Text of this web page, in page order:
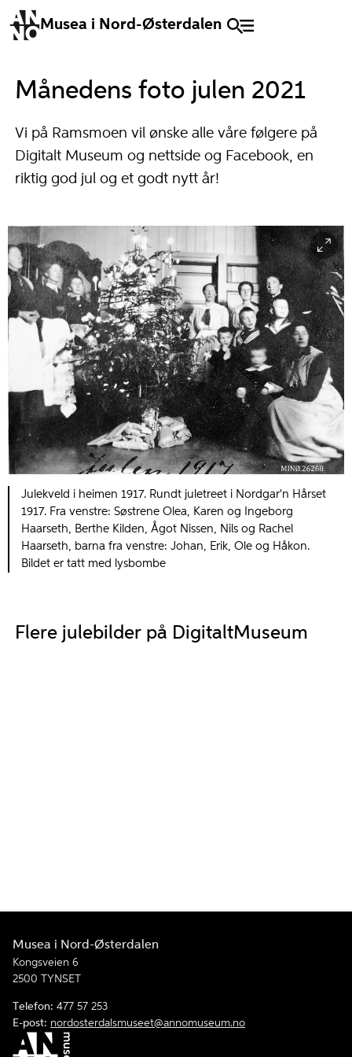
Musea i Nord-Østerdalen
Månedens foto julen 2021
Vi på Ramsmoen vil ønske alle våre følgere på
Digitalt Museum og nettside og Facebook, en
riktig god jul og et godt nytt år!
Julekveld i heimen 1917. Rundt juletreet i Nordgar'n Hårset
1917. Fra venstre: Søstrene Olea, Karen og Ingeborg
Haarseth, Berthe Kilden, Ågot Nissen, Nils og Rachel
Haarseth, barna fra venstre: Johan, Erik, Ole og Håkon.
Bildet er tatt med lysbombe
Flere julebilder på DigitaltMuseum
Musea i Nord-Østerdalen
Kongsveien 6
2500 TYNSET
Telefon: 477 57 253
E-post: nordosterdalsmuseet@annomuseum.no